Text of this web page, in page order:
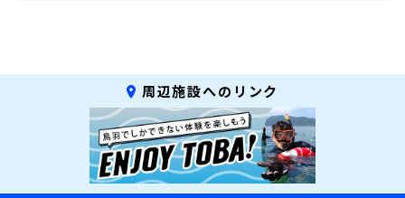
周辺施設へのリンク